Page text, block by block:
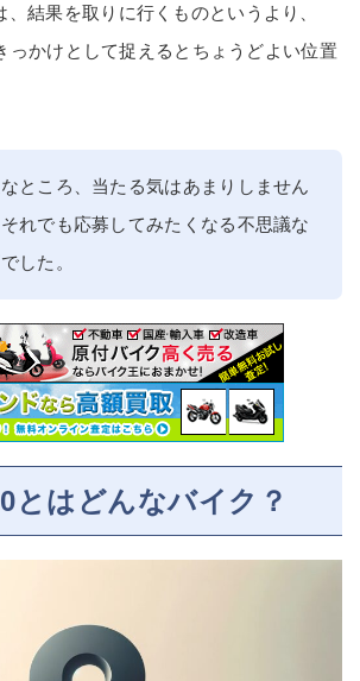
、結果を取りに行くものというより、
っかけとして捉えるとちょうどよい位置
ところ、当たる気はあまりしません
れでも応募してみたくなる不思議な
した。
とはどんなバイク？